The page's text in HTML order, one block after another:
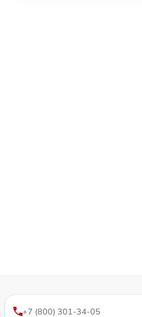
+7 (800) 301-34-05